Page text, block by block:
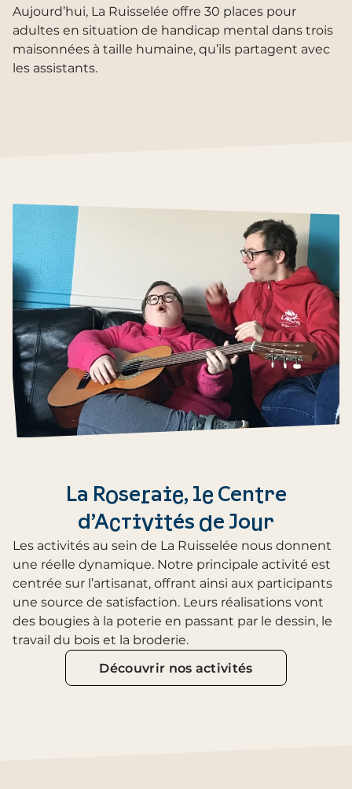
Aujourd’hui, La Ruisselée offre 30 places pour
adultes en situation de handicap mental dans trois
maisonnées à taille humaine, qu’ils partagent avec
les assistants.
La Roseraie, le Centre
d’Activités de Jour
Les activités au sein de La Ruisselée nous donnent
une réelle dynamique. Notre principale activité est
centrée sur l’artisanat, offrant ainsi aux participants
une source de satisfaction. Leurs réalisations vont
des bougies à la poterie en passant par le dessin, le
travail du bois et la broderie.
Découvrir nos activités